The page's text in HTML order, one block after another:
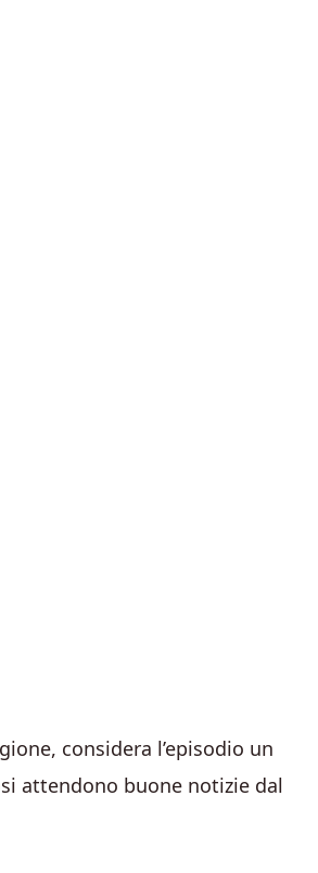
considera l’episodio un
attendono buone notizie dal